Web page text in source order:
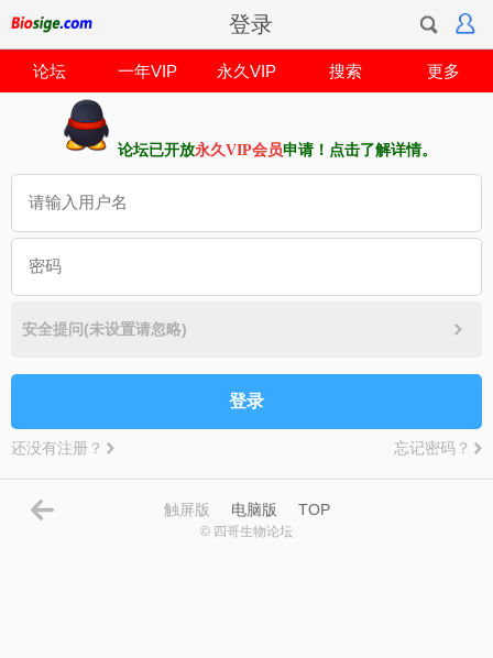
登录
论坛 一年VIP 永久VIP 搜索 更多
论坛已开放永久VIP会员申请！点击了解详情。
安全提问(未设置请忽略)
登录
还没有注册？ 忘记密码？
触屏版 电脑版 TOP
© 四哥生物论坛